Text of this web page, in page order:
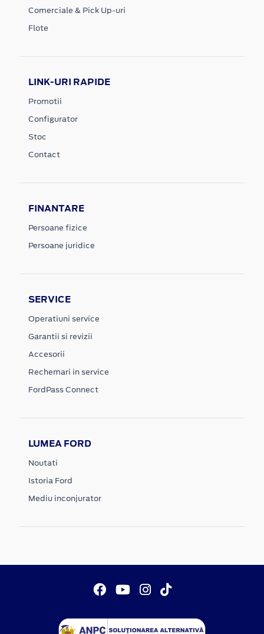
Comerciale & Pick Up-uri
Flote
LINK-URI RAPIDE
Promotii
Configurator
Stoc
Contact
FINANTARE
Persoane fizice
Persoane juridice
SERVICE
Operatiuni service
Garantii si revizii
Accesorii
Rechemari in service
FordPass Connect
LUMEA FORD
Noutati
Istoria Ford
Mediu inconjurator